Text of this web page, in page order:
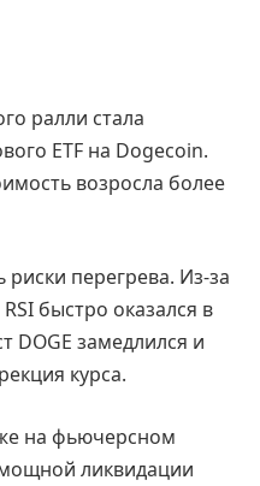
ралли стала
ETF на Dogecoin.
возросла более
перегрева. Из-за
быстро оказался в
DOGE замедлился и
курса.
на фьючерсном
ликвидации